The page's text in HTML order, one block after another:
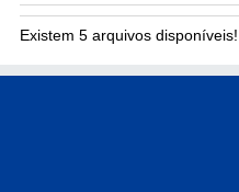
Existem 5 arquivos disponíveis!